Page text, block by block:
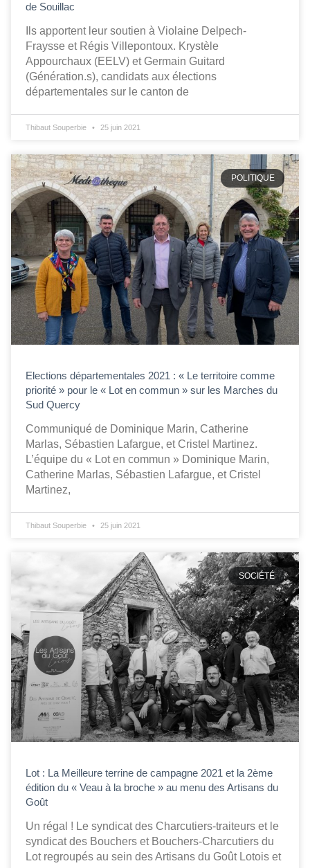
de Souillac
Ils apportent leur soutien à Violaine Delpech-
Fraysse et Régis Villepontoux. Krystèle
Appourchaux (EELV) et Germain Guitard
(Génération.s), candidats aux élections
départementales sur le canton de
Thibaut Souperbie 25 juin 2021
POLITIQUE
Elections départementales 2021 : « Le territoire comme
priorité » pour le « Lot en commun » sur les Marches du
Sud Quercy
Communiqué de Dominique Marin, Catherine
Marlas, Sébastien Lafargue, et Cristel Martinez.
L’équipe du « Lot en commun » Dominique Marin,
Catherine Marlas, Sébastien Lafargue, et Cristel
Martinez,
Thibaut Souperbie 25 juin 2021
SOCIÉTÉ
Lot : La Meilleure terrine de campagne 2021 et la 2ème
édition du « Veau à la broche » au menu des Artisans du
Goût
Un régal ! Le syndicat des Charcutiers-traiteurs et le
syndicat des Bouchers et Bouchers-Charcutiers du
Lot regroupés au sein des Artisans du Goût Lotois et